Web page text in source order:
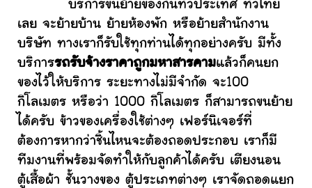
บริการขนย้ายของกันทั่วประเทศ ทั่วไทย
เลย จะย้ายบ้าน ย้ายห้องพัก หรือย้ายสำนักงาน
บริษัท ทางเราก็รับใช้ทุกท่านได้ทุกอย่างครับ มีทั้ง
บริการรถรับจ้างราคาถูกมหาสารคามแล้วก็คนยก
ของไว้ให้บริการ ระยะทางไม่มีจำกัด จะ100
กิโลเมตร หรือว่า 1000 กิโลเมตร ก็สามารถขนย้าย
ได้ครับ ข้าวของเครื่องใช้ต่างๆ เฟอร์นิเจอร์ที่
ต้องการหากว่าชิ้นไหนจะต้องถอดประกอบ เราก็มี
ทีมงานที่พร้อมจัดทำให้กับลูกค้าได้ครับ เตียงนอน
ตู้เสื้อผ้า ชั้นวางของ ตู้ประเภทต่างๆ เราจัดถอดแยก